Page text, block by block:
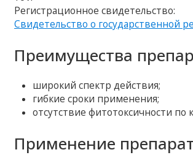
Регистрационное свидетельство:
Свидетельство о государственной
Преимущества
широкий спектр действия;
гибкие сроки применения;
отсутствие фитотоксичности по
Применение